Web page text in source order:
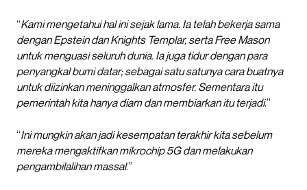
“Kami mengetahui hal ini sejak lama. Ia telah bekerja sama
dengan Epstein dan Knights Templar, serta Free Mason
untuk menguasi seluruh dunia. Ia juga tidur dengan para
penyangkal bumi datar; sebagai satu satunya cara buatnya
untuk diizinkan meninggalkan atmosfer. Sementara itu
pemerintah kita hanya diam dan membiarkan itu terjadi.”
“Ini mungkin akan jadi kesempatan terakhir kita sebelum
mereka mengaktifkan mikrochip 5G dan melakukan
pengambilalihan massal.”